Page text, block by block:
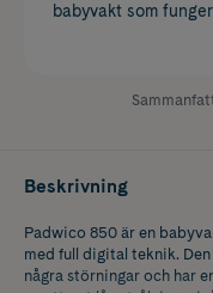
babyvakt som
Beskrivning
Padwico 850 är en
med full digital teknik.
några störningar och har